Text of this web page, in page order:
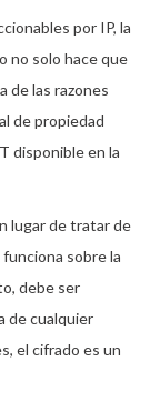
por IP, la
no solo hace que
de las razones
de propiedad
disponible en la
lugar de tratar de
sobre la
debe ser
de cualquier
el cifrado es un